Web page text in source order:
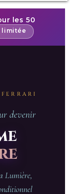
les 50
limitée
devenir
Lumière,